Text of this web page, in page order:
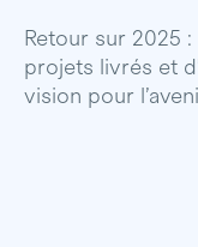
Retour sur 2025
projets livrés et
vision pour